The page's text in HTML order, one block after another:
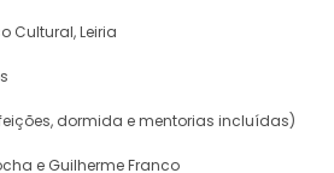
Cultural, Leiria
dormida e mentorias incluídas)
e Guilherme Franco